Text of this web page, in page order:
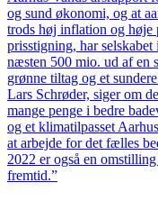
og sund økonomi, og at
trods høj inflation og høje
prisstigning, har
næsten 500 mio. ud af en
grønne tiltag og et
Lars Schrøder, siger om
mange penge i bedre
og et klimatilpasset
at arbejde for det fælles
2022 er også en
fremtid.”